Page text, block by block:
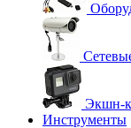
Экшн-
Инструменты